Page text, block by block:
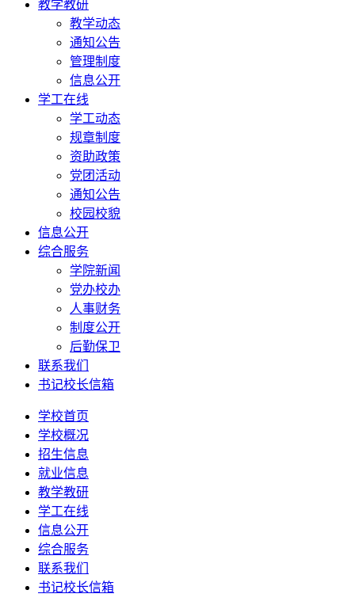
教学教研
教学动态
通知公告
管理制度
信息公开
学工在线
学工动态
规章制度
资助政策
党团活动
通知公告
校园校貌
信息公开
综合服务
学院新闻
党办校办
人事财务
制度公开
后勤保卫
联系我们
书记校长信箱
学校首页
学校概况
招生信息
就业信息
教学教研
学工在线
信息公开
综合服务
联系我们
书记校长信箱